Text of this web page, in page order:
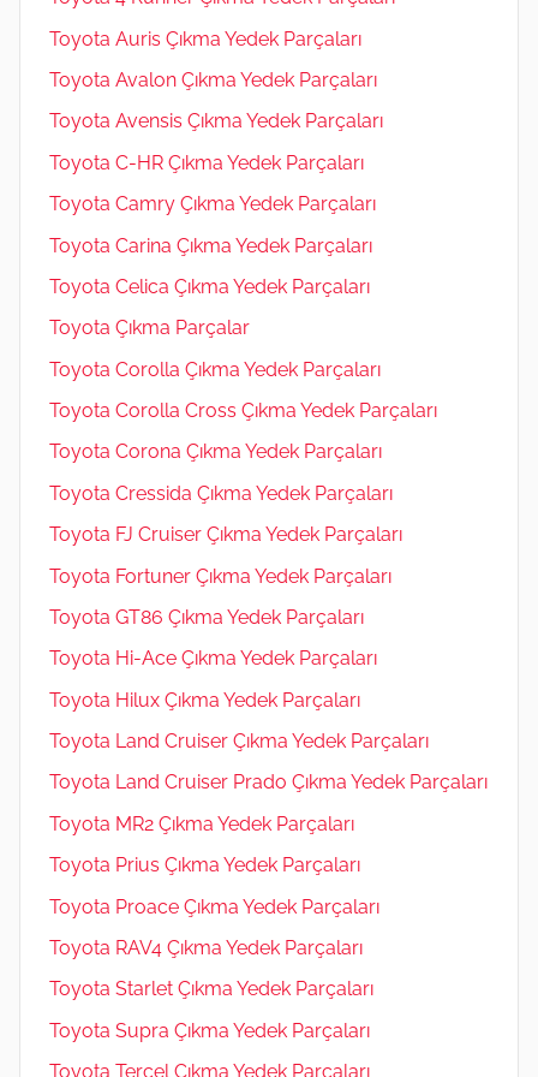
Toyota Auris Çıkma Yedek Parçaları
Toyota Avalon Çıkma Yedek Parçaları
Toyota Avensis Çıkma Yedek Parçaları
Toyota C-HR Çıkma Yedek Parçaları
Toyota Camry Çıkma Yedek Parçaları
Toyota Carina Çıkma Yedek Parçaları
Toyota Celica Çıkma Yedek Parçaları
Toyota Çıkma Parçalar
Toyota Corolla Çıkma Yedek Parçaları
Toyota Corolla Cross Çıkma Yedek Parçaları
Toyota Corona Çıkma Yedek Parçaları
Toyota Cressida Çıkma Yedek Parçaları
Toyota FJ Cruiser Çıkma Yedek Parçaları
Toyota Fortuner Çıkma Yedek Parçaları
Toyota GT86 Çıkma Yedek Parçaları
Toyota Hi-Ace Çıkma Yedek Parçaları
Toyota Hilux Çıkma Yedek Parçaları
Toyota Land Cruiser Çıkma Yedek Parçaları
Toyota Land Cruiser Prado Çıkma Yedek Parçaları
Toyota MR2 Çıkma Yedek Parçaları
Toyota Prius Çıkma Yedek Parçaları
Toyota Proace Çıkma Yedek Parçaları
Toyota RAV4 Çıkma Yedek Parçaları
Toyota Starlet Çıkma Yedek Parçaları
Toyota Supra Çıkma Yedek Parçaları
Toyota Tercel Çıkma Yedek Parçaları